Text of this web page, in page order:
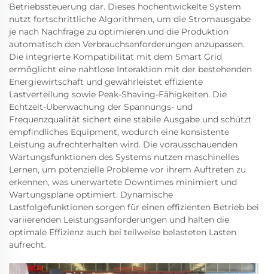
Betriebssteuerung dar. Dieses hochentwickelte System
nutzt fortschrittliche Algorithmen, um die Stromausgabe
je nach Nachfrage zu optimieren und die Produktion
automatisch den Verbrauchsanforderungen anzupassen.
Die integrierte Kompatibilität mit dem Smart Grid
ermöglicht eine nahtlose Interaktion mit der bestehenden
Energiewirtschaft und gewährleistet effiziente
Lastverteilung sowie Peak-Shaving-Fähigkeiten. Die
Echtzeit-Überwachung der Spannungs- und
Frequenzqualität sichert eine stabile Ausgabe und schützt
empfindliches Equipment, wodurch eine konsistente
Leistung aufrechterhalten wird. Die vorausschauenden
Wartungsfunktionen des Systems nutzen maschinelles
Lernen, um potenzielle Probleme vor ihrem Auftreten zu
erkennen, was unerwartete Downtimes minimiert und
Wartungspläne optimiert. Dynamische
Lastfolgefunktionen sorgen für einen effizienten Betrieb bei
variierenden Leistungsanforderungen und halten die
optimale Effizienz auch bei teilweise belasteten Lasten
aufrecht.